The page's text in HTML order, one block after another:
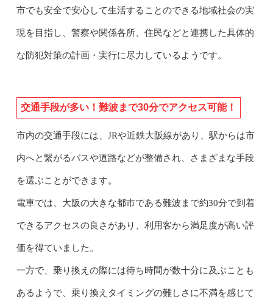
市でも安全で安心して生活することのできる地域社会の実
現を目指し、警察や関係各所、住民などと連携した具体的
な防犯対策の計画・実行に尽力しているようです。
交通手段が多い！難波まで30分でアクセス可能！
市内の交通手段には、JRや近鉄大阪線があり、駅からは市
内へと繋がるバスや道路などが整備され、さまざまな手段
を選ぶことができます。
電車では、大阪の大きな都市である難波まで約30分で到着
できるアクセスの良さがあり、利用客から満足度が高い評
価を得ていました。
一方で、乗り換えの際には待ち時間が数十分に及ぶことも
あるようで、乗り換えタイミングの難しさに不満を感じて